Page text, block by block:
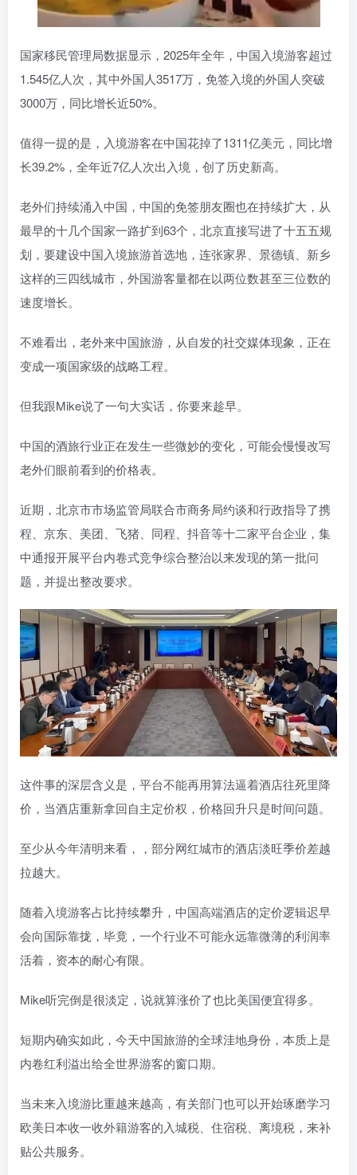
国家移民管理局数据显示，2025年全年，中国入境游客超过
1.545亿人次，其中外国人3517万，免签入境的外国人突破
3000万，同比增长近50%。
值得一提的是，入境游客在中国花掉了1311亿美元，同比增
长39.2%，全年近7亿人次出入境，创了历史新高。
老外们持续涌入中国，中国的免签朋友圈也在持续扩大，从
最早的十几个国家一路扩到63个，北京直接写进了十五五规
划，要建设中国入境旅游首选地，连张家界、景德镇、新乡
这样的三四线城市，外国游客量都在以两位数甚至三位数的
速度增长。
不难看出，老外来中国旅游，从自发的社交媒体现象，正在
变成一项国家级的战略工程。
但我跟Mike说了一句大实话，你要来趁早。
中国的酒旅行业正在发生一些微妙的变化，可能会慢慢改写
老外们眼前看到的价格表。
近期，北京市市场监管局联合市商务局约谈和行政指导了携
程、京东、美团、飞猪、同程、抖音等十二家平台企业，集
中通报开展平台内卷式竞争综合整治以来发现的第一批问
题，并提出整改要求。
这件事的深层含义是，平台不能再用算法逼着酒店往死里降
价，当酒店重新拿回自主定价权，价格回升只是时间问题。
至少从今年清明来看，，部分网红城市的酒店淡旺季价差越
拉越大。
随着入境游客占比持续攀升，中国高端酒店的定价逻辑迟早
会向国际靠拢，毕竟，一个行业不可能永远靠微薄的利润率
活着，资本的耐心有限。
Mike听完倒是很淡定，说就算涨价了也比美国便宜得多。
短期内确实如此，今天中国旅游的全球洼地身份，本质上是
内卷红利溢出给全世界游客的窗口期。
当未来入境游比重越来越高，有关部门也可以开始琢磨学习
欧美日本收一收外籍游客的入城税、住宿税、离境税，来补
贴公共服务。